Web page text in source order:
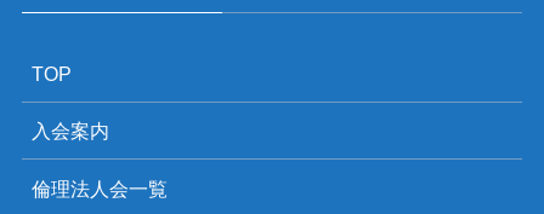
TOP
入会案内
倫理法人会一覧